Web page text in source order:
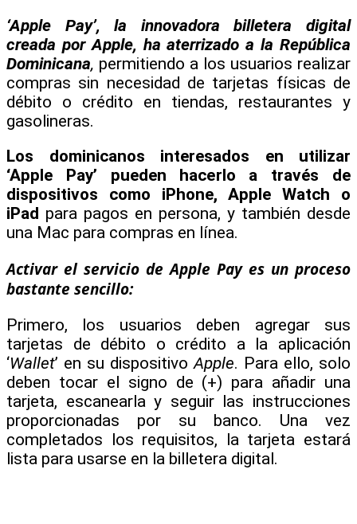
‘Apple Pay’, la innovadora billetera digital
creada por Apple, ha aterrizado a la República
Dominicana, permitiendo a los usuarios realizar
compras sin necesidad de tarjetas físicas de
débito o crédito en tiendas, restaurantes y
gasolineras.
Los dominicanos interesados en utilizar
‘Apple Pay’ pueden hacerlo a través de
dispositivos como iPhone, Apple Watch o
iPad para pagos en persona, y también desde
una Mac para compras en línea.
Activar el servicio de Apple Pay es un proceso
bastante sencillo:
Primero, los usuarios deben agregar sus
tarjetas de débito o crédito a la aplicación
‘Wallet’ en su dispositivoApple. Para ello, solo
deben tocar el signo de (+) para añadir una
tarjeta, escanearla y seguir las instrucciones
proporcionadas por su banco. Una vez
completados los requisitos, la tarjeta estará
lista para usarse en la billetera digital.